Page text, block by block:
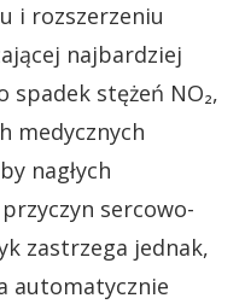
i rozszerzeniu
najbardziej
stężeń NO₂,
medycznych
nagłych
sercowo-
zastrzega jednak,
automatycznie